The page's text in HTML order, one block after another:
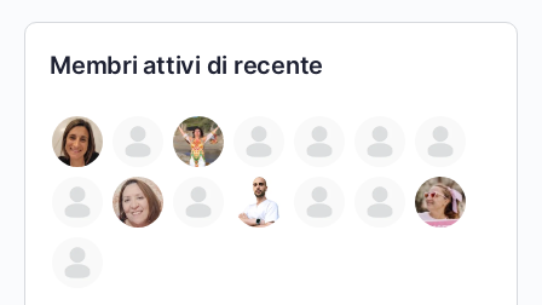
Membri attivi di recente